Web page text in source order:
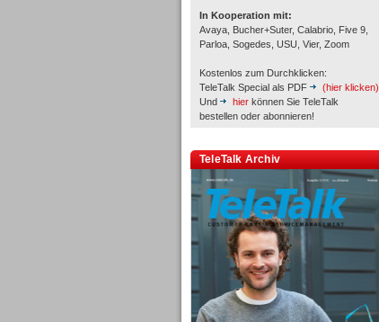
In Kooperation mit:
Avaya, Bucher+Suter, Calabrio, Five 9,
Parloa, Sogedes, USU, Vier, Zoom
Kostenlos zum Durchklicken:
TeleTalk Special als PDF
(hier klicken)
Und
hier können Sie TeleTalk
bestellen oder abonnieren!
TeleTalk Archiv
Inbound
Inbound